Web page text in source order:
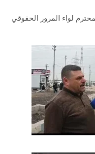
لواء المرور الحقوقي